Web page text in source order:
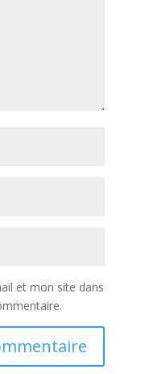
et mon site dans